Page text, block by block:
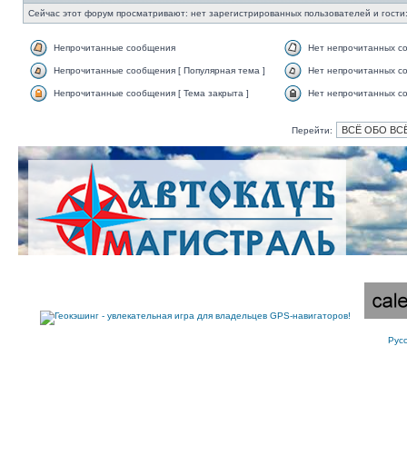
Сейчас этот форум просматривают: нет зарегистрированных пользователей и
Непрочитанные сообщения Нет непрочитанных
Непрочитанные сообщения [ Популярная тема ] Нет непрочитанных
Непрочитанные сообщения [ Тема закрыта ] Нет непрочитанных
Перейти: